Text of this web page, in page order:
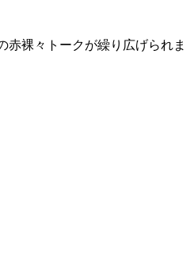
赤裸々トークが繰り広げられま